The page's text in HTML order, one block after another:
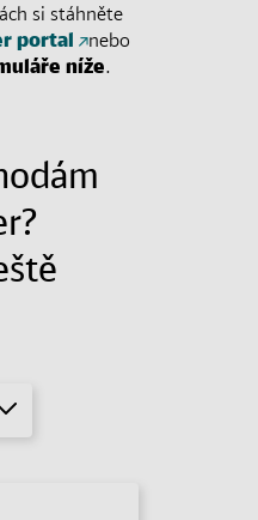
si stáhněte
portal
nebo
níže.